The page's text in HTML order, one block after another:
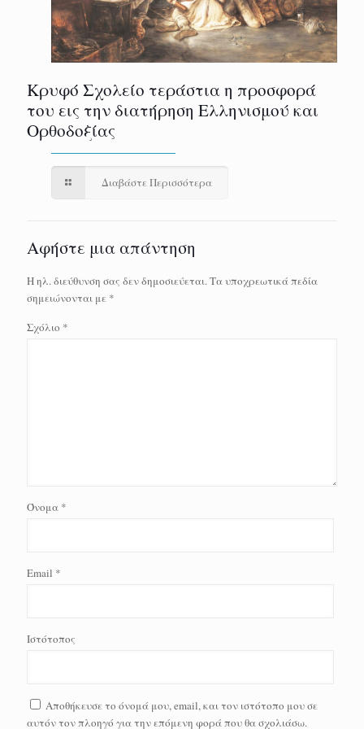
Κρυφό Σχολείο τεράστια η προσφορά
του εις την διατήρηση Ελληνισμού και
Ορθοδοξίας
Διαβάστε Περισσότερα
Αφήστε μια απάντηση
Η ηλ. διεύθυνση σας δεν δημοσιεύεται.Τα υποχρεωτικά πεδία
σημειώνονται με *
Σχόλιο *
Όνομα *
Email *
Ιστότοπος
Αποθήκευσε το όνομά μου, email, και τον ιστότοπο μου σε
αυτόν τον πλοηγό για την επόμενη φορά που θα σχολιάσω.